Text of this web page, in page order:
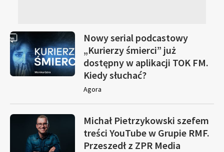
Nowy serial podcastowy
„Kurierzy śmierci” już
dostępny w aplikacji TOK FM.
Kiedy słuchać?
Agora
Michał Pietrzykowski szefem
treści YouTube w Grupie RMF.
Przeszedł z ZPR Media